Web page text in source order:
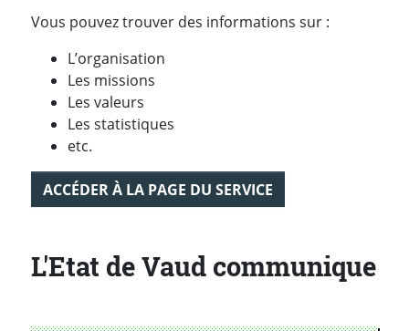
Vous pouvez trouver des informations sur :
L’organisation
Les missions
Les valeurs
Les statistiques
etc.
ACCÉDER À LA PAGE DU SERVICE
L'Etat de Vaud communique